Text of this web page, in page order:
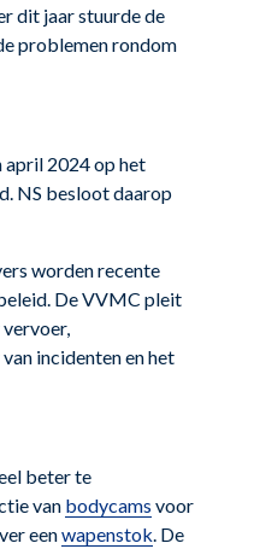
dit jaar stuurde de
problemen rondom
april 2024 op het
NS besloot daarop
worden recente
De VVMC pleit
incidenten en het
beter te
van bodycams voor
eenwapenstok . De